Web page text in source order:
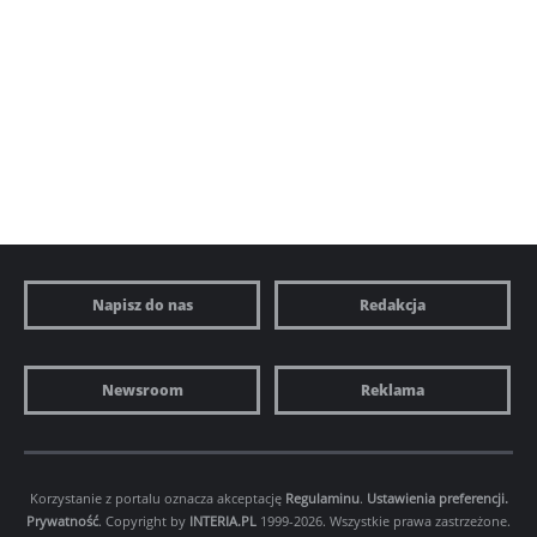
Napisz do nas Redakcja
Newsroom Reklama
Korzystanie z portalu oznacza akceptację Regulaminu. Ustawienia preferencji.
Prywatność. Copyright by INTERIA.PL 1999-2026. Wszystkie prawa zastrzeżone.